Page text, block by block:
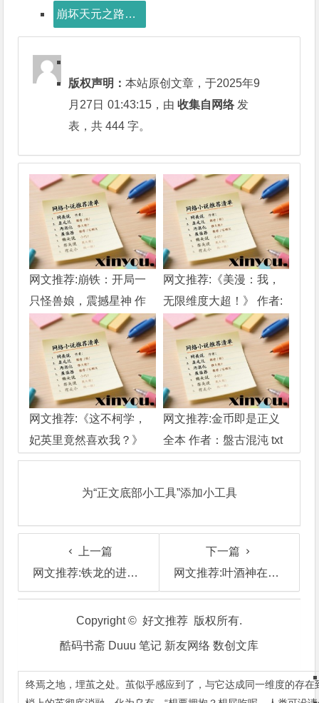
崩坏天元之路下载
版权声明：本站原创文章，于2025年9
月27日 01:43:15 ，由收集自网络发
表，共 444 字。
网文推荐:崩铁：开局一
只怪兽娘，震撼星神 作
者:盐加三勺 （1-218）
TXT下载
网文推荐:《美漫：我，
无限维度大超！》 作者:
秦时龙虎大明 1-802章
TXT下载
网文推荐:《这不柯学，
妃英里竟然喜欢我？》
作者:向往柯南 1-189章
网文推荐:金币即是正义
全本 作者：盤古混沌 txt
下載 T
为“正文底部小工具”添加小工具
上一篇
网文推荐:铁龙的进阶之旅1-4卷15作者：未落 T
下一篇
网文推荐:叶酒神在1991 1-302.TXT 作者：兰斯路 T
航
Copyright © 好文推荐 版权所有.
酷码书斋 Duuu 笔记 新友网络 数创文库
终焉之地，埋茧之处。茧似乎感应到了，与它达成同一维度的存